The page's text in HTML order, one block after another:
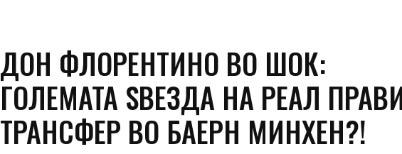
ДОН ФЛОРЕНТИНО ВО ШОК:
ГОЛЕМАТА ЅВЕЗДА НА РЕАЛ
ТРАНСФЕР ВО БАЕРН МИНХЕН?!